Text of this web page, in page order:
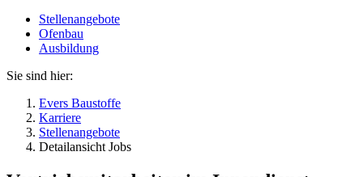
Stellenangebote
Ofenbau
Ausbildung
Sie sind hier:
Evers Baustoffe
Karriere
Stellenangebote
Detailansicht Jobs